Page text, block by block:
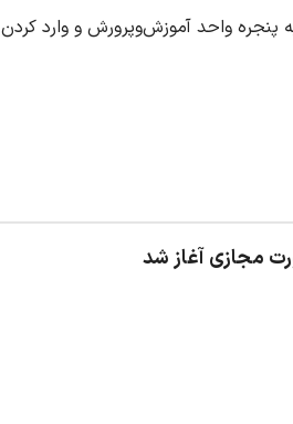
پنجره واحد آموزش‌وپرورش و وارد
مجازی آغاز شد